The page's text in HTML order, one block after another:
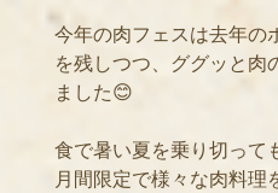
今年の肉フェスは去年の
を残しつつ、ググッと肉
ました😊
食で暑い夏を乗り切って
月間限定で様々な肉料理